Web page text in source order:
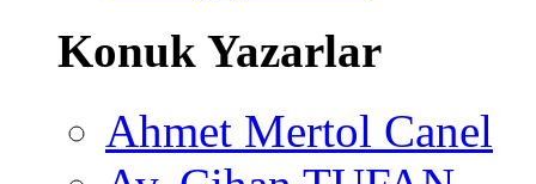
Konuk Yazarlar
Ahmet Mertol Canel